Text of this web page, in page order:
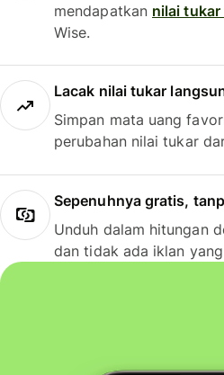
mendapatkan nilai
Wise.
Lacak nilai tukar
Simpan mata uang
perubahan nilai tukar
Sepenuhnya gratis,
Unduh dalam hitungan
dan tidak ada iklan